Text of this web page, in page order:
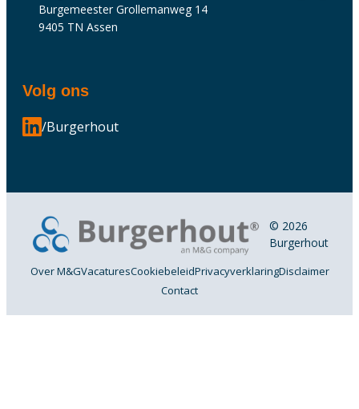
Burgemeester Grollemanweg 14
9405 TN Assen
Volg ons
/Burgerhout
© 2026
Burgerhout
Over M&GVacaturesCookiebeleidPrivacyverklaringDisclaimer
Contact